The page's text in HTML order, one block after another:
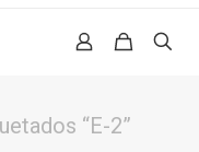
“E-2”